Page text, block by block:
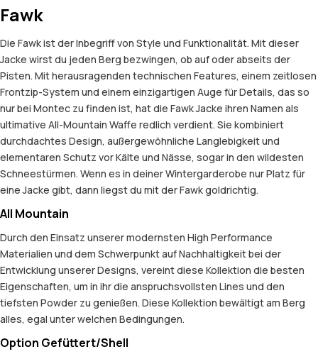
Fawk
Die Fawk ist der Inbegriff von Style und Funktionalität. Mit dieser
Jacke wirst du jeden Berg bezwingen, ob auf oder abseits der
Pisten. Mit herausragenden technischen Features, einem zeitlosen
Frontzip-System und einem einzigartigen Auge für Details, das so
nur bei Montec zu finden ist, hat die Fawk Jacke ihren Namen als
ultimative All-Mountain Waffe redlich verdient. Sie kombiniert
durchdachtes Design, außergewöhnliche Langlebigkeit und
elementaren Schutz vor Kälte und Nässe, sogar in den wildesten
Schneestürmen. Wenn es in deiner Wintergarderobe nur Platz für
eine Jacke gibt, dann liegst du mit der Fawk goldrichtig.
All Mountain
Durch den Einsatz unserer modernsten High Performance
Materialien und dem Schwerpunkt auf Nachhaltigkeit bei der
Entwicklung unserer Designs, vereint diese Kollektion die besten
Eigenschaften, um in ihr die anspruchsvollsten Lines und den
tiefsten Powder zu genießen. Diese Kollektion bewältigt am Berg
alles, egal unter welchen Bedingungen.
Option Gefüttert/Shell